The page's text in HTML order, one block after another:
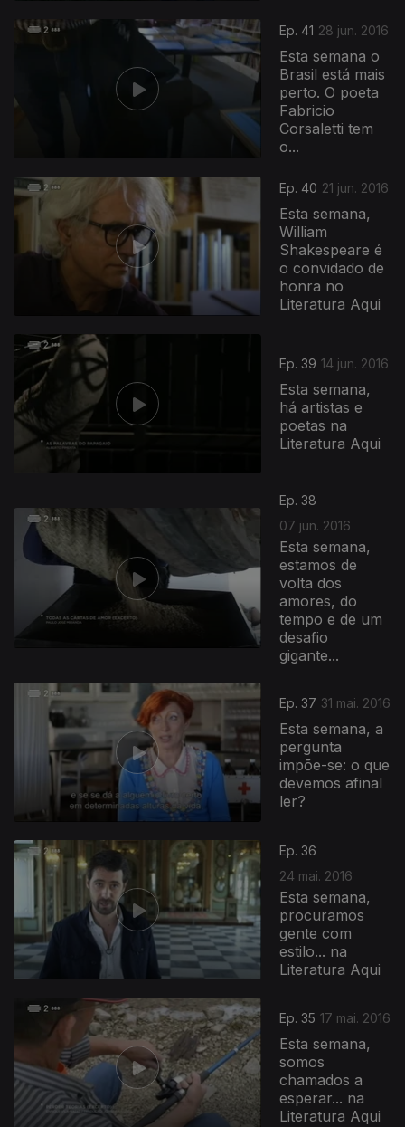
Ep. 41 28 jun. 2016
Esta semana o
Brasil está mais
perto. O poeta
Fabricio
Corsaletti tem
o...
Ep. 40 21 jun. 2016
Esta semana,
William
Shakespeare é
o convidado de
honra no
Literatura Aqui
Ep. 39 14 jun. 2016
Esta semana,
há artistas e
poetas na
Literatura Aqui
Ep. 38
07 jun. 2016
Esta semana,
estamos de
volta dos
amores, do
tempo e de um
desafio
gigante...
Ep. 37 31 mai. 2016
Esta semana, a
pergunta
impõe-se: o que
devemos afinal
ler?
Ep. 36
24 mai. 2016
Esta semana,
procuramos
gente com
estilo... na
Literatura Aqui
Ep. 35 17 mai. 2016
Esta semana,
somos
chamados a
esperar... na
Literatura Aqui